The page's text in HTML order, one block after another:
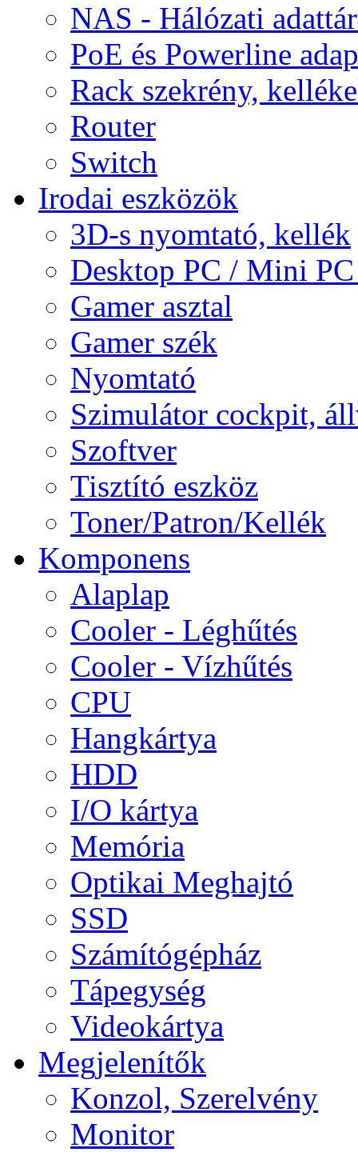
NAS - Hálózati
PoE és Powerline
Rack szekrény,
Router
Switch
Irodai eszközök
3D-s nyomtató, kellék
Desktop PC / Mini
Gamer asztal
Gamer szék
Nyomtató
Szimulátor cockpit,
Szoftver
Tisztító eszköz
Toner/Patron/Kellék
Komponens
Alaplap
Cooler - Léghűtés
Cooler - Vízhűtés
CPU
Hangkártya
HDD
I/O kártya
Memória
Optikai Meghajtó
SSD
Számítógépház
Tápegység
Videokártya
Megjelenítők
Konzol, Szerelvény
Monitor